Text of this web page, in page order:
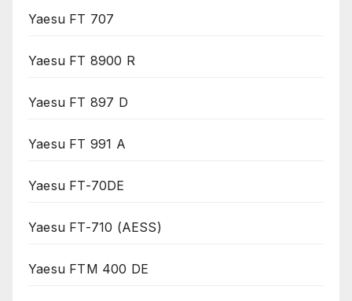
Yaesu FT 707
Yaesu FT 8900 R
Yaesu FT 897 D
Yaesu FT 991 A
Yaesu FT-70DE
Yaesu FT-710 (AESS)
Yaesu FTM 400 DE